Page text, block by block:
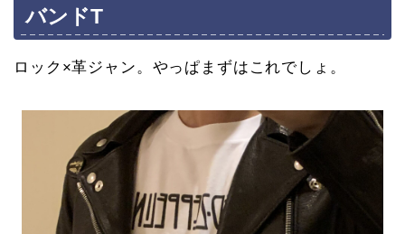
バンドT
ロック×革ジャン。やっぱまずはこれでしょ。